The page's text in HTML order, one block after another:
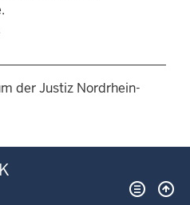
der Justiz Nordrhein-